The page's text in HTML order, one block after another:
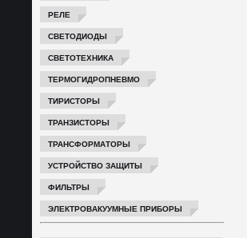
РЕЛЕ
СВЕТОДИОДЫ
СВЕТОТЕХНИКА
ТЕРМОГИДРОПНЕВМО
ТИРИСТОРЫ
ТРАНЗИСТОРЫ
ТРАНСФОРМАТОРЫ
УСТРОЙСТВО ЗАЩИТЫ
ФИЛЬТРЫ
ЭЛЕКТРОВАКУУМНЫЕ ПРИБОРЫ